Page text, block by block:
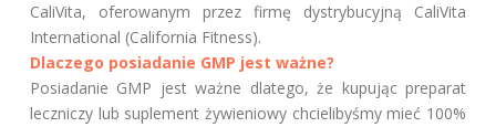
CaliVita, oferowanym przez firmę dystrybucyjną CaliVita
International (California Fitness).
Dlaczego posiadanie GMP jest ważne?
Posiadanie GMP jest ważne dlatego, że kupując preparat
leczniczy lub suplement żywieniowy chcielibyśmy mieć 100%